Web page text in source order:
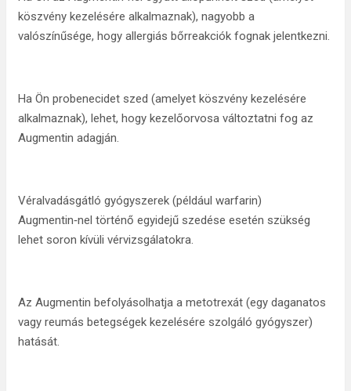
köszvény kezelésére alkalmaznak), nagyobb a
valószínűsége, hogy allergiás bőrreakciók fognak jelentkezni.
Ha Ön probenecidet szed (amelyet köszvény kezelésére
alkalmaznak), lehet, hogy kezelőorvosa változtatni fog az
Augmentin adagján.
Véralvadásgátló gyógyszerek (például warfarin)
Augmentin‑nel történő egyidejű szedése esetén szükség
lehet soron kívüli vérvizsgálatokra.
Az Augmentin befolyásolhatja a metotrexát (egy daganatos
vagy reumás betegségek kezelésére szolgáló gyógyszer)
hatását.